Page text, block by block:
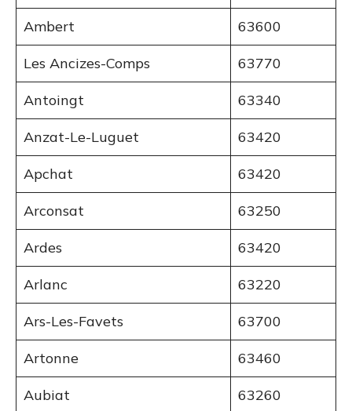
Ambert 63600
Les Ancizes-Comps 63770
Antoingt 63340
Anzat-Le-Luguet 63420
Apchat 63420
Arconsat 63250
Ardes 63420
Arlanc 63220
Ars-Les-Favets 63700
Artonne 63460
Aubiat 63260